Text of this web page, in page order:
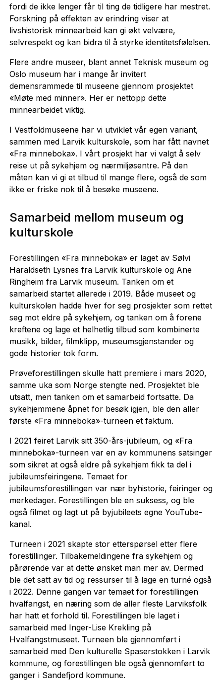
fordi de ikke lenger får til ting de tidligere har mestret.
Forskning på effekten av erindring viser at
livshistorisk minnearbeid kan gi økt velvære,
selvrespekt og kan bidra til å styrke identitetsfølelsen.
Flere andre museer, blant annet Teknisk museum og
Oslo museum har i mange år invitert
demensrammede til museene gjennom prosjektet
«Møte med minner». Her er nettopp dette
minnearbeidet viktig.
I Vestfoldmuseene har vi utviklet vår egen variant,
sammen med Larvik kulturskole, som har fått navnet
«Fra minneboka». I vårt prosjekt har vi valgt å selv
reise ut på sykehjem og nærmiljøsentre. På den
måten kan vi gi et tilbud til mange flere, også de som
ikke er friske nok til å besøke museene.
Samarbeid mellom museum og
kulturskole
Forestillingen «Fra minneboka» er laget av Sølvi
Haraldseth Lysnes fra Larvik kulturskole og Ane
Ringheim fra Larvik museum. Tanken om et
samarbeid startet allerede i 2019. Både museet og
kulturskolen hadde hver for seg prosjekter som rettet
seg mot eldre på sykehjem, og tanken om å forene
kreftene og lage et helhetlig tilbud som kombinerte
musikk, bilder, filmklipp, museumsgjenstander og
gode historier tok form.
Prøveforestillingen skulle hatt premiere i mars 2020,
samme uka som Norge stengte ned. Prosjektet ble
utsatt, men tanken om et samarbeid fortsatte. Da
sykehjemmene åpnet for besøk igjen, ble den aller
første «Fra minneboka»-turneen et faktum.
I 2021 feiret Larvik sitt 350-års-jubileum, og «Fra
minneboka»-turneen var en av kommunens satsinger
som sikret at også eldre på sykehjem fikk ta del i
jubileumsfeiringene. Temaet for
jubileumsforestillingen var nær byhistorie, feiringer og
merkedager. Forestillingen ble en suksess, og ble
også filmet og lagt ut på byjubileets egne YouTube-
kanal.
Turneen i 2021 skapte stor etterspørsel etter flere
forestillinger. Tilbakemeldingene fra sykehjem og
pårørende var at dette ønsket man mer av. Dermed
ble det satt av tid og ressurser til å lage en turné også
i 2022. Denne gangen var temaet for forestillingen
hvalfangst, en næring som de aller fleste Larviksfolk
har hatt et forhold til. Forestillingen ble laget i
samarbeid med Inger-Lise Krekling på
Hvalfangstmuseet. Turneen ble gjennomført i
samarbeid med Den kulturelle Spaserstokken i Larvik
kommune, og forestillingen ble også gjennomført to
ganger i Sandefjord kommune.